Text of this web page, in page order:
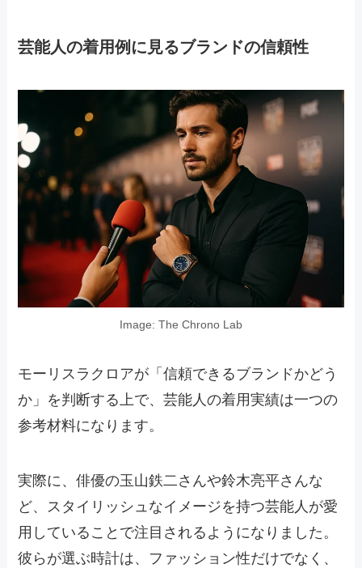
芸能人の着用例に見るブランドの信頼性
Image: The Chrono Lab
モーリスラクロアが「信頼できるブランドかどう
か」を判断する上で、芸能人の着用実績は一つの
参考材料になります。
実際に、俳優の玉山鉄二さんや鈴木亮平さんな
ど、スタイリッシュなイメージを持つ芸能人が愛
用していることで注目されるようになりました。
彼らが選ぶ時計は、ファッション性だけでなく、